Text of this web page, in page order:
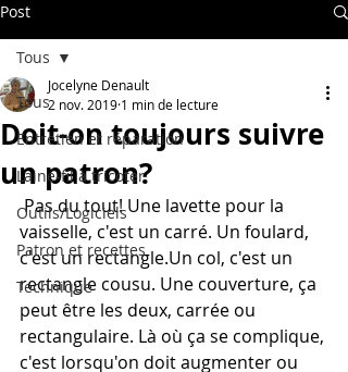
Post
Tous
Entretien et réparation
Laine-fil à tricoter
Outils/Logiciels
Patron et recettes
Technique
Tous
Doit-on toujours suivre
un patron?
Jocelyne Denault
2 nov. 2019 1 min de lecture
Pas du tout! Une lavette pour la
vaisselle, c'est un carré. Un foulard,
c'est un rectangle.Un col, c'est un
rectangle cousu. Une couverture, ça
peut être les deux, carrée ou
rectangulaire. Là où ça se complique,
c'est lorsqu'on doit augmenter ou